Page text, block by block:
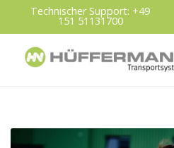
Technischer Support: +49
151 51131700